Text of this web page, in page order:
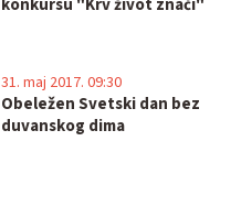
konkursu "Krv život znači"
Obeležen Svetski dan bez
duvanskog dima
31. maj 2017. 09:30